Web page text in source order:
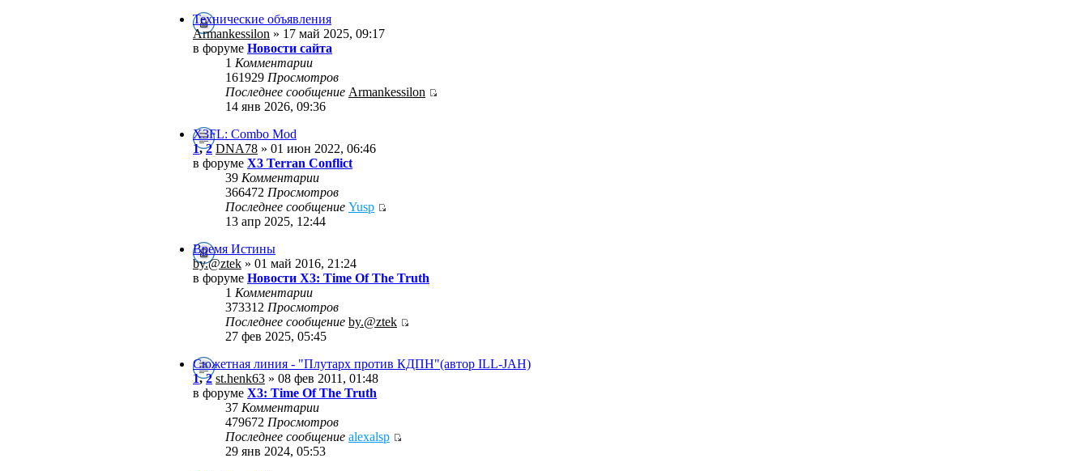
Технические объявления
Armankessilon » 17 май 2025, 09:17
в форуме Новости сайта
1 Комментарии
161929 Просмотров
Последнее сообщение Armankessilon
14 янв 2026, 09:36
X3FL: Combo Mod
1,2 DNA78 » 01 июн 2022, 06:46
в форуме X3 Terran Conflict
39 Комментарии
366472 Просмотров
Последнее сообщение Yusp
13 апр 2025, 12:44
Время Истины
by.@ztek » 01 май 2016, 21:24
в форуме Новости X3: Time Of The Truth
1 Комментарии
373312 Просмотров
Последнее сообщение by.@ztek
27 фев 2025, 05:45
Сюжетная линия - "Плутарх против КДПН"(автор ILL-JAH)
1,2 st.henk63 » 08 фев 2011, 01:48
в форуме X3: Time Of The Truth
37 Комментарии
479672 Просмотров
Последнее сообщение alexalsp
29 янв 2024, 05:53